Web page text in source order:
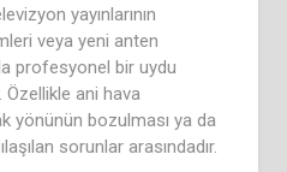
yayınlarının
veya yeni anten
profesyonel bir uydu
ani hava
yönünün bozulması ya da
sorunlar arasındadır.